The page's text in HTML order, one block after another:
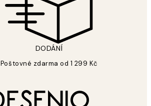
DODÁNÍ
Poštovné zdarma od 1 299 Kč